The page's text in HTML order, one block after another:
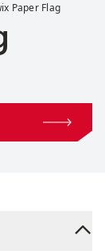
Paper Flag